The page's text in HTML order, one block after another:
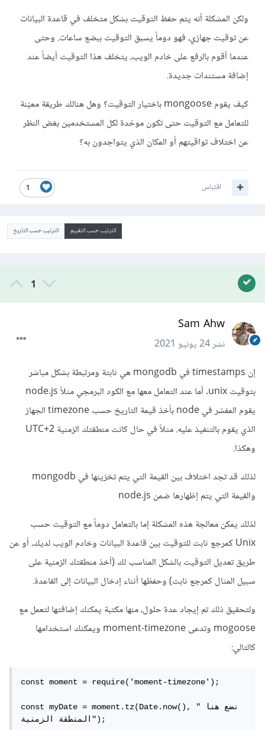
ولكن المشكلة أنه يتم حفظ التوقيت بشكل متخلف في قاعدة البيانات
عن توقيت جهازي، فهو دوماً يسبق التوقيت ببضع ساعات. وحتى
عندما أقوم بالرفع على خادم الويب، يتخلف هذا التوقيت أيضاً عند
إضافة مستندات جديدة.
كيف يقوم mongoose باختيار التوقيت؟ وهل هنالك طريقة معيّنة
للتعامل مع التوقيت حتى تكون موحّدة لكل المستخدمين بغض النظر
عن اختلاف تواقيتهم أو المكان الذي يتواجدون به؟
1 اقتباس
الترتيب حسب التقييم الترتيب حسب التاريخ
1
Sam Ahw
نشر24 يونيو 2021
إن timestamps في mongodb هي ثابتة ومرتبطة بشكل مباشر
بتوقيت unix. أما عند التعامل معها مع الكود البرمجي مثلاً node.js
يقوم المفسّر في node بأخذ قيمة التاريخ حسب timezone الجهاز
الذي يقوم بالتنفيذ عليه. مثلاً في حال كانت منطقتك الزمنية UTC+2
وهكذا.
لذلك قد تجد اختلاف بين القيمة التي يتم تخزينها في mongodb
والقيمة التي يتم إظهارها ضمن node.js
لذلك يمكن معالجة هذه المشكلة إما بالتعامل دوماً مع التوقيت حسب
Unix كمرجع ثابت للتوقيت بين قاعدة البيانات وخادم الويب لديك، أو عن
طريق تعديل التوقيت بالشكل المناسب لك (أخذ منطقتك الزمنية على
سبيل المثال كمرجع ثابت) وحفظها أثناء إدخال البيانات إلى القاعدة.
ولتحقيق ذلك تم إيجاد عدة حلول، منها مكتبة يمكنك إضافتها لتعمل مع
mogoose وتدعى moment-timezone ويمكنك استخدامها
كالتالي:
const moment = require('moment-timezone');
const myDate = moment.tz(Date.now(), "نضع هنا
المنطقة الزمنية");